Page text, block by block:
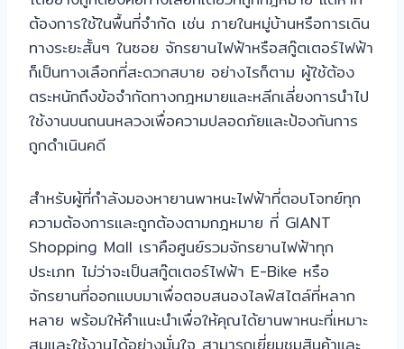
ต้องการใช้ในพื้นที่จำกัด เช่น ภายในหมู่บ้านหรือการเดิน
ทางระยะสั้นๆ ในซอย จักรยานไฟฟ้าหรือสกู๊ตเตอร์ไฟฟ้า
ก็เป็นทางเลือกที่สะดวกสบาย อย่างไรก็ตาม ผู้ใช้ต้อง
ตระหนักถึงข้อจำกัดทางกฎหมายและหลีกเลี่ยงการนำไป
ใช้งานบนถนนหลวงเพื่อความปลอดภัยและป้องกันการ
ถูกดำเนินคดี
สำหรับผู้ที่กำลังมองหายานพาหนะไฟฟ้าที่ตอบโจทย์ทุก
ความต้องการและถูกต้องตามกฎหมาย ที่ GIANT
Shopping Mall เราคือศูนย์รวมจักรยานไฟฟ้าทุก
ประเภท ไม่ว่าจะเป็นสกู๊ตเตอร์ไฟฟ้า E-Bike หรือ
จักรยานที่ออกแบบมาเพื่อตอบสนองไลฟ์สไตล์ที่หลาก
หลาย พร้อมให้คำแนะนำเพื่อให้คุณได้ยานพาหนะที่เหมาะ
สมและใช้งานได้อย่างมั่นใจ สามารถเยี่ยมชมสินค้าและ